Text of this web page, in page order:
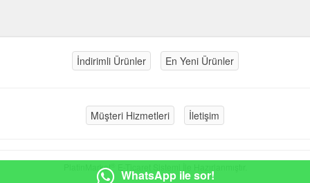
İndirimli Ürünler En Yeni Ürünler
Müşteri Hizmetleri İletişim
PlatinMarket
WhatsApp ile sor!